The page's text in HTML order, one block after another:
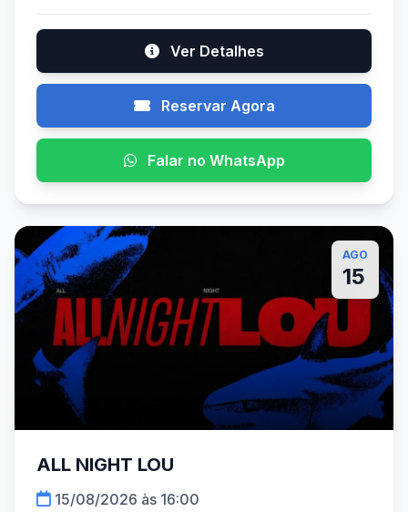
Ver Detalhes
Reservar Agora
Falar no WhatsApp
AGO
15
ALL NIGHT LOU
15/08/2026 às 16:00